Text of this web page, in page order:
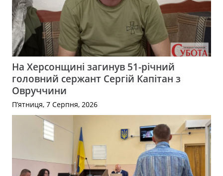
На Херсонщині загинув 51-річний
головний сержант Сергій Капітан з
Овруччини
П’ятниця, 7 Серпня, 2026